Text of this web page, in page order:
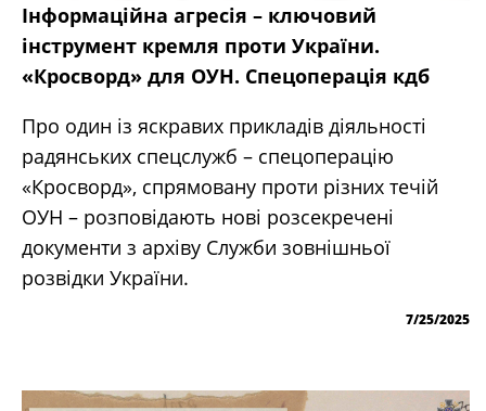
Інформаційна агресія – ключовий
інструмент кремля проти України.
«Кросворд» для ОУН. Спецоперація кдб
Про один із яскравих прикладів діяльності
радянських спецслужб – спецоперацію
«Кросворд», спрямовану проти різних течій
ОУН – розповідають нові розсекречені
документи з архіву Служби зовнішньої
розвідки України.
7/25/2025